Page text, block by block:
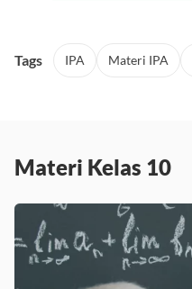
Tags IPA Materi IPA
Materi Kelas 10